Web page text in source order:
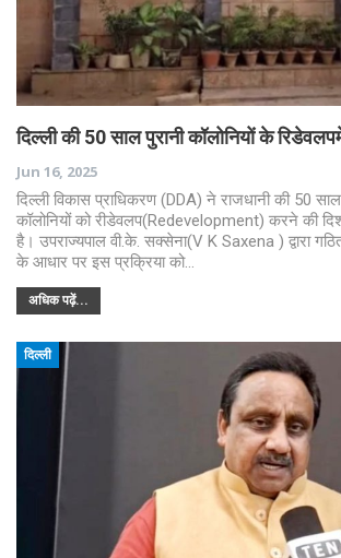
दिल्ली की 50 साल पुरानी कॉलोनियों के
Jun 16, 2025
दिल्ली विकास प्राधिकरण (DDA) ने राजधानी की 50 साल
कॉलोनियों को रीडेवलप(Redevelopment) करने की
है। उपराज्यपाल वी.के. सक्सेना(V K Saxena ) द्वारा गठित
के आधार पर इस प्रक्रिया को…
अधिक पढ़ें...
दिल्ली